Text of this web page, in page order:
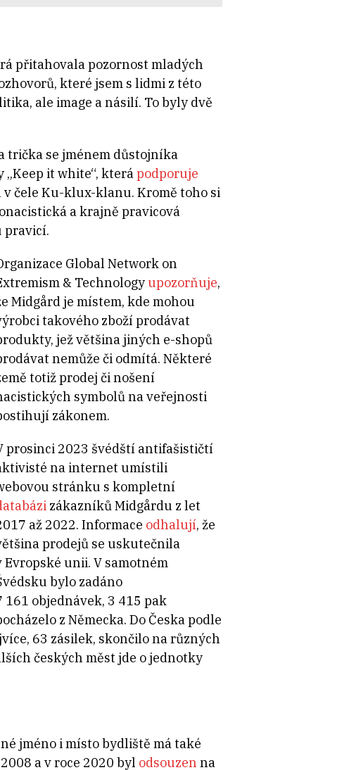
přitahovala pozornost mladých
které jsem s lidmi z této
ale image a násilí. To byly dvě
tričkase jménem důstojníka
„Keep it white“, kterápodporuje
čele Ku-klux-klanu. Kromě toho si
a krajně pravicová
pravicí.
Global Network on
& Technologyupozorňuje,
Midgård je místem, kde mohou
takového zboží prodávat
jež většina jiných e-shopů
nemůže či odmítá. Některé
totiž prodej či nošení
symbolů na veřejnosti
zákonem.
prosinci 2023 švédští antifašističtí
na internet umístili
stránku s kompletní
zákazníků Midgårdu z let
až 2022. Informace odhalují, že
prodejů se uskutečnila
Evropské unii. V samotném
bylo zadáno
161 objednávek, 3 415 pak
z Německa. Do Česka podle
63 zásilek, skončilo na různých
českých měst jde o jednotky
jméno i místo bydliště má také
a v roce 2020 byl odsouzen na